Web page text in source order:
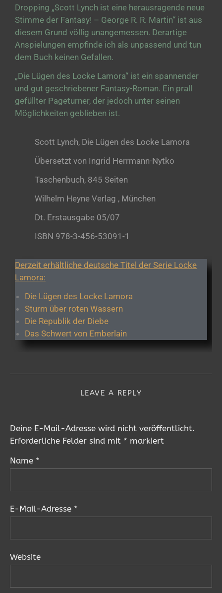
Dropping „Scott Lynch ist eine herausragende neue
Stimme der Fantasy! – George R. R. Martin“ ist aus
diesem Grund völlig unangemessen. Derartige
Anspielungen empfinde ich als unpassend und tun
dem Buch keinen Gefallen.
„Die Lügen des Locke Lamora“ ist ein spannender
und gut geschriebener Fantasy-Roman. Ein prall
gefüllter Pageturner, der jedoch unter seinen
Möglichkeiten geblieben ist.
Scott Lynch, Die Lügen des Locke Lamora
Übersetzt von Ingrid Herrmann-Nytko
Taschenbuch, 845 Seiten
Wilhelm Heyne Verlag , München
Dt. Erstausgabe 05/07
ISBN 978-3-456-53091-1
Derzeit erhältliche deutsche Titel der Serie Locke
Lamora:
Die Lügen des Locke Lamora
Sturm über roten Wassern
Die Republik der Diebe
Das Schwert von Emberlain
LEAVE A REPLY
Deine E-Mail-Adresse wird nicht veröffentlicht.
Erforderliche Felder sind mit * markiert
Name *
E-Mail-Adresse *
Website